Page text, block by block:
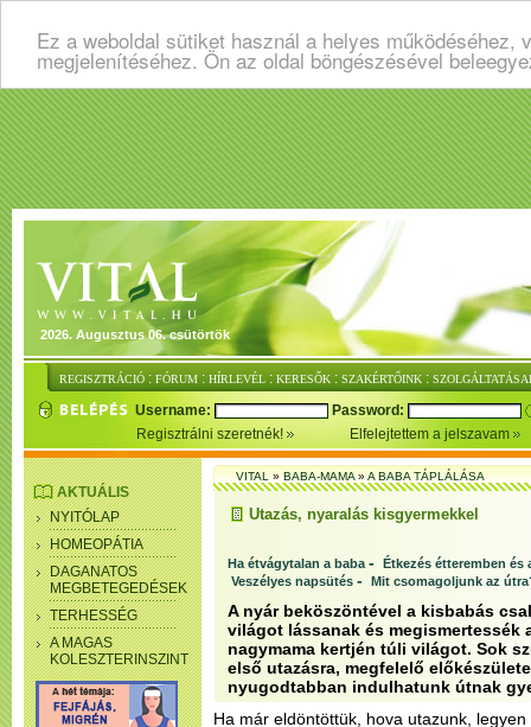
Ez a weboldal sütiket használ a helyes
megjelenítéséhez. Ön az oldal böngészésével
2026. Augusztus 06. csütörtök
REGISZTRÁCIÓ : FÓRUM : HÍRLEVÉL : KERESŐK : SZAKÉRTŐINK :
Username:
Password:
Regisztrálni szeretnék!
Elfelejtettem a jelszavam
AKTUÁLIS
NYITÓLAP
HOMEOPÁTIA
DAGANATOS
MEGBETEGEDÉSEK
TERHESSÉG
A MAGAS
KOLESZTERINSZINT
VITAL»BABA-MAMA»A BABA TÁPLÁLÁSA
Utazás, nyaralás kisgyermekkel
Ha étvágytalan a baba - Étkezés étteremben és
Veszélyes napsütés - Mit csomagoljunk az
A nyár beköszöntével a kisbabás
világot lássanak és megismertessék
nagymama kertjén túli világot. Sok
első utazásra, megfelelő
nyugodtabban indulhatunk útnak
Ha már eldöntöttük, hova utazunk,